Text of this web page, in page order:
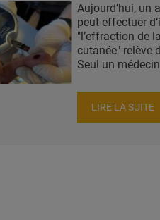
Aujourd’hui, un
peut effectuer
"l’effraction de
cutanée" relève
Seul un
LIRE LA SUITE